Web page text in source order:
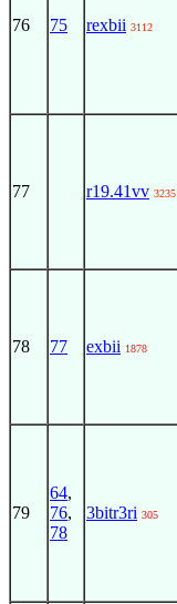
76 75 rexbii 3112
77 r19.41vv 3235
78 77 exbii 1878
79
64,
76,
78
3bitr3ri 305